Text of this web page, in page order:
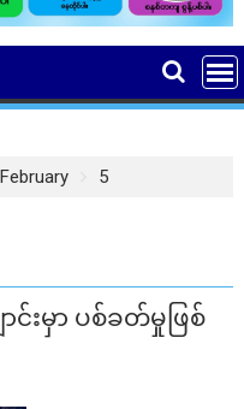
February 5
းမှာ ပစ်ခတ်မှုဖြစ်